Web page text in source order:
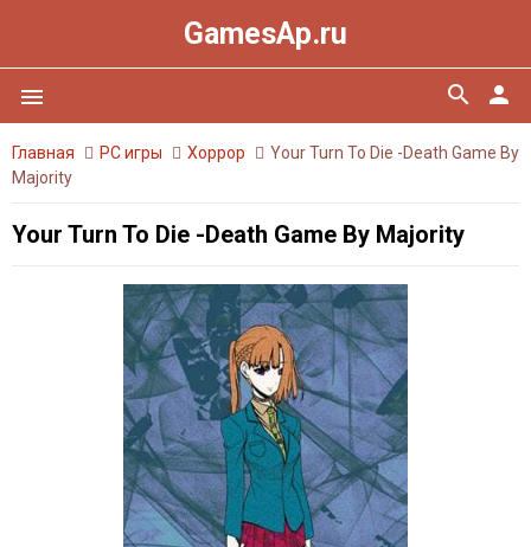
GamesAp.ru
menu person
search
Главная PC игры Хоррор
Your Turn To Die -Death Game By
Majority
Your Turn To Die -Death Game By Majority